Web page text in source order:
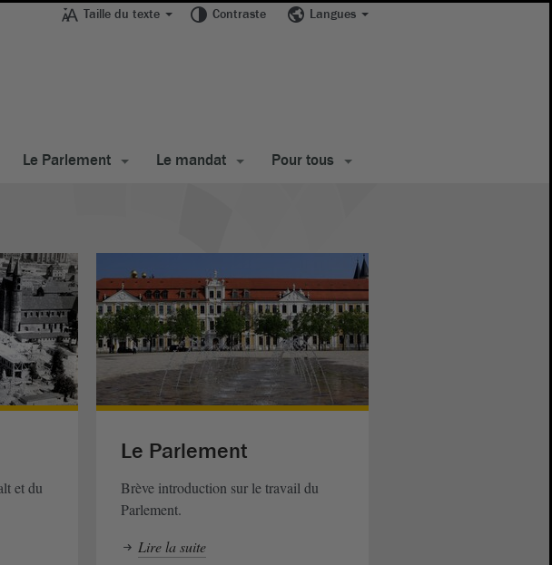
Taille du texte Contraste Langues
Le Parlement Le mandat Pour tous
et du
Le Parlement
Brève introduction sur le travail du
Parlement.
Lire la suite